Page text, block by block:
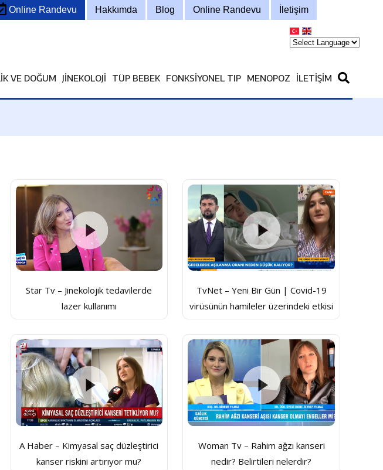
Online Randevu Hakkımda Blog Online Randevu İletişim
VE DOĞUM JINEKOLOJI TÜP BEBEK FONKSIYONEL TIP MENOPOZ İLETIŞIM
Star Tv – Jinekolojik tedavilerde
lazer kullanımı
TvNet – Yeni Bir Gün | Covid-19
virüsünün hamileler üzerindeki etkisi
A Haber – Kimyasal saç düzleştirici
kanser riskini artırıyor mu?
Woman Tv – Rahim ağzı kanseri
nedir? Belirtileri nelerdir?